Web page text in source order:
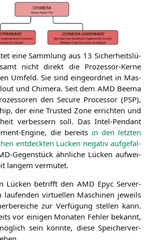
eine Samm­lung aus 13 Sicher­heits­lü­
nicht direkt die Pro­zes­sor-Ker­ne
Umfeld. Sie sind ein­ge­ord­net in Mas­
und Chi­me­ra. Seit dem AMD Bee­ma
den Secu­re Pro­ces­sor (PSP),
der eine Trus­ted Zone errich­ten und
ver­bes­sern soll. Das Intel-Pen­dant
Engi­ne, die bereits in den letz­ten
ent­deck­ten Lücken nega­tiv auf­ge­fal­
Gegen­stück ähn­li­che Lücken auf­wei­
lan­gem vermutet.
Lücken betrifft den AMD Epyc Ser­ver-
lau­fen­den vir­tu­el­len Maschi­nen jeweils
zur Ver­fü­gung stel­len kann.
vor eini­gen Mona­ten Feh­ler bekannt,
sein könn­te, die­se Spei­cher­ver­